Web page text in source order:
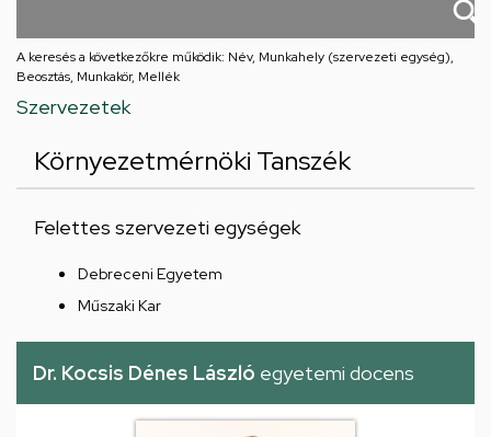
A keresés a következőkre működik: Név, Munkahely (szervezeti egység),
Beosztás, Munkakör, Mellék
Szervezetek
Környezetmérnöki Tanszék
Felettes szervezeti egységek
Debreceni Egyetem
Műszaki Kar
Dr. Kocsis Dénes László egyetemi docens